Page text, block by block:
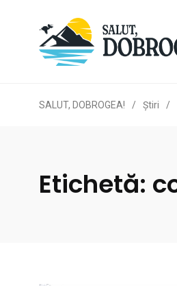
SALUT, DOBROGEA! / Ştiri /
Etichetă: